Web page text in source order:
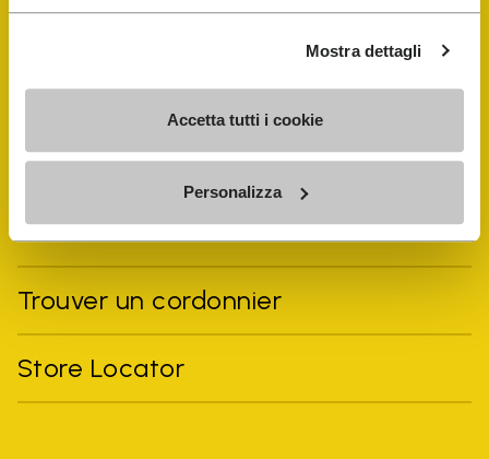
Mostra dettagli
Accetta tutti i cookie
Personalizza
Vibram Events
FiveFingers Guide
E-SHOP
Trouver un cordonnier
Store Locator